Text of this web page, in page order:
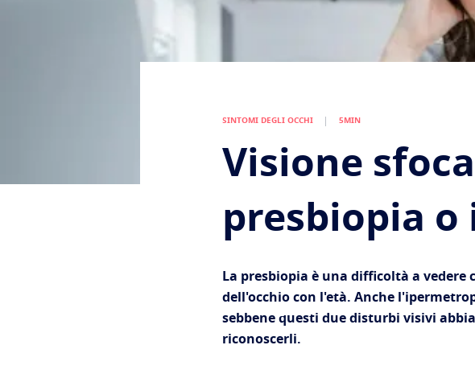
SINTOMI DEGLI OCCHI 5MIN
Visione
presbiopia o
La presbiopia è una difficoltà a
dell'occhio con l'età. Anche
sebbene questi due disturbi visivi
riconoscerli.